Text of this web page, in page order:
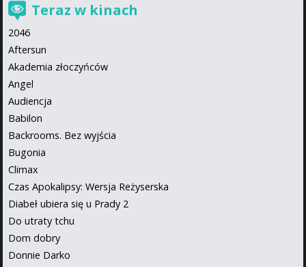
Teraz w kinach
2046
Aftersun
Akademia złoczyńców
Angel
Audiencja
Babilon
Backrooms. Bez wyjścia
Bugonia
Climax
Czas Apokalipsy: Wersja Reżyserska
Diabeł ubiera się u Prady 2
Do utraty tchu
Dom dobry
Donnie Darko